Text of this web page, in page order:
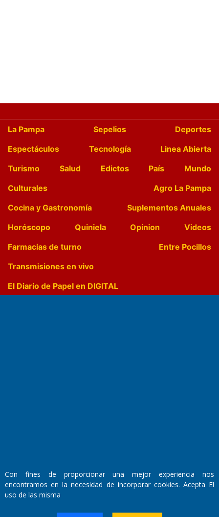
La Pampa Sepelios
Deportes
Espectáculos
Tecnología
Linea Abierta
Turismo
Salud Edictos País
Mundo
Culturales
Agro La Pampa
Cocina y Gastronomía
Suplementos Anuales
Horóscopo
Quiniela Opinion
Videos
Farmacias de turno
Entre Pocillos
Transmisiones en vivo
El Diario de Papel en DIGITAL
Director Periodístico:
Walter René Goñi
Domicilio Legal: José Ingenieros 855,
Con fines de proporcionar una mejor experiencia nos
encontramos en la necesidad de incorporar cookies. Acepta El
uso de las misma